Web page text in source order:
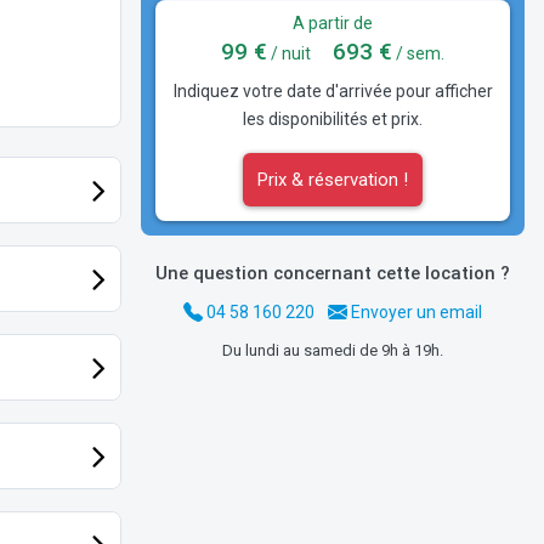
A partir de
99 € / nuit 693 € / sem.
Indiquez votre date d'arrivée pour afficher
les disponibilités et prix.
Prix & réservation !
Une question concernant cette location ?
04 58 160 220 Envoyer un email
Du lundi au samedi de 9h à 19h.